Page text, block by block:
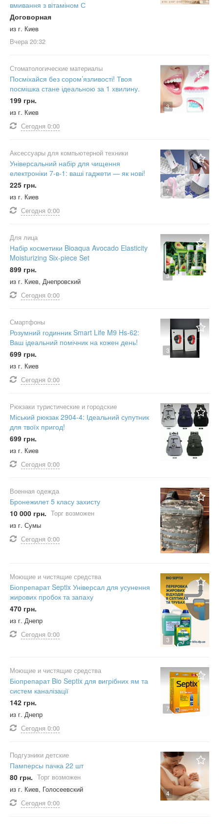
вмивання з вітаміном С
Договорная
из г. Киев
Вчера 20:32
3
Стоматологические материалы
Посміхайся без сором’язливості! Твоя
посмішка стане ідеальною за 1 хвилину.
199 грн.
из г. Киев
Сегодня 0:00
7
Аксессуары для компьютерной техники
Універсальний набір для чищення
електроніки 7-в-1: ваші гаджети — як нові!
225 грн.
из г. Киев
Сегодня 0:00
3
Для лица
Набір косметики Bioaqua Avocado Elasticity
Moisturizing Six-piece Set
899 грн.
из г. Киев, Днепровский
Сегодня 0:00
3
Смартфоны
Розумний годинник Smart Life M9 Hs-62:
Ваш ідеальний помічник на кожен день!
699 грн.
из г. Киев
Сегодня 0:00
Рюкзаки туристические и городские
Міський рюкзак 2904-4: Ідеальний супутник
для твоїх пригод!
699 грн.
из г. Киев
Сегодня 0:00
5
Военная одежда
Бронежилет 5 класу захисту
10 000 грн. Торг возможен
из г. Сумы
Сегодня 0:00
3
Моющие и чистящие средства
Біопрепарат Septix Універсал для усунення
жирових пробок та запаху
470 грн.
из г. Днепр
Сегодня 0:00
7
Моющие и чистящие средства
Біопрепарат Bio Septix для вигрібних ям та
систем каналізації
142 грн.
из г. Днепр
Сегодня 0:00
4
Подгузники детские
Памперсы пачка 22 шт
80 грн. Торг возможен
из г. Киев, Голосеевский
Сегодня 0:00